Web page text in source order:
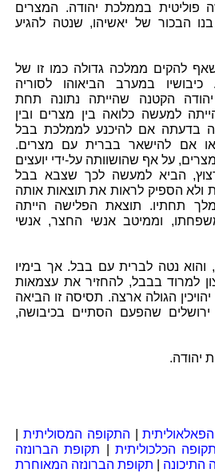
פוליטית בממלכת יהודה. המצרים
בנו הבכור של יאשיהו, שנטה להגיע
להקים ממלכה גדולה כמו זו של
במערב הביאוהו לסוריה
הקטנה שהייתה נתונה תחת
למעשה כלואה בין מצרים ובין
בדעתה אם להיכנע לממלכת בבל
או אם להישאר בברית עם מצרים.
על אף שהושוותה על-ידי יועצים
הביא למעשה לכך שצבא בבל
ולא הספיק לראות את תוצאות אותה
תחתיו. תוצאת הפלישה הייתה
משפחתו, וממיטב אנשי החצר, אנשי
והוא נטה לברית עם בבל. אך בימיו
למרוד בבבל, להחזיר את עצמאות
הגולה ארצה. תסיסה זו הביאה
שהפעם הסתיים בכיבושה,
יהודה.
| התקופה המסוליתית
הכלכוליתית
תקופת הברונזה
התיכונה תקופת הברונזה המאוחרת